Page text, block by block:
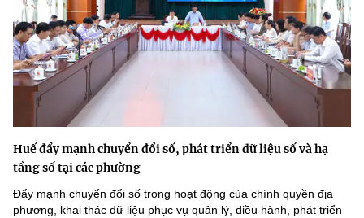
Huế đẩy mạnh chuyển đổi số, phát triển dữ liệu số và hạ
tầng số tại các phường
Đẩy mạnh chuyển đổi số trong hoạt động của chính quyền địa
phương, khai thác dữ liệu phục vụ quản lý, điều hành, phát triển